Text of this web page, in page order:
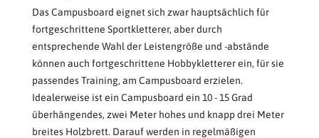
Das Campusboard eignet sich zwar hauptsächlich für
fortgeschrittene Sportkletterer, aber durch
entsprechende Wahl der Leistengröße und -abstände
können auch fortgeschrittene Hobbykletterer ein, für sie
passendes Training, am Campusboard erzielen.
Idealerweise ist ein Campusboard ein 10 - 15 Grad
überhängendes, zwei Meter hohes und knapp drei Meter
breites Holzbrett. Darauf werden in regelmäßigen